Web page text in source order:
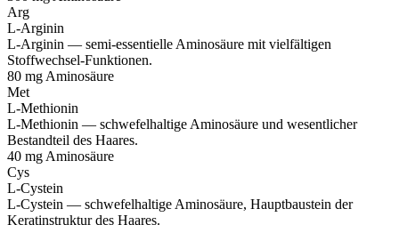
Arg
L-Arginin
L-Arginin — semi-essentielle Aminosäure mit vielfältigen
Stoffwechsel-Funktionen.
80 mg Aminosäure
Met
L-Methionin
L-Methionin — schwefelhaltige Aminosäure und wesentlicher
Bestandteil des Haares.
40 mg Aminosäure
Cys
L-Cystein
L-Cystein — schwefelhaltige Aminosäure, Hauptbaustein der
Keratinstruktur des Haares.